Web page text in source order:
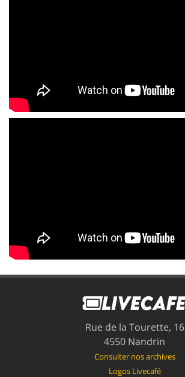
Rue de la Tourette, 16
4550 Nandrin
Consulter nos archives
Logos Livecafé